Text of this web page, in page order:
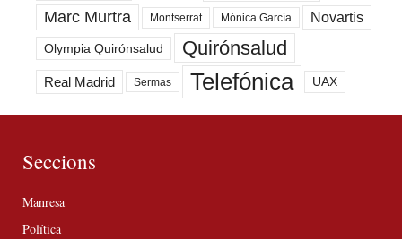
Marc Murtra Montserrat Mónica García Novartis
Olympia Quirónsalud Quirónsalud
Real Madrid Sermas Telefónica UAX
Seccions
Manresa
Política